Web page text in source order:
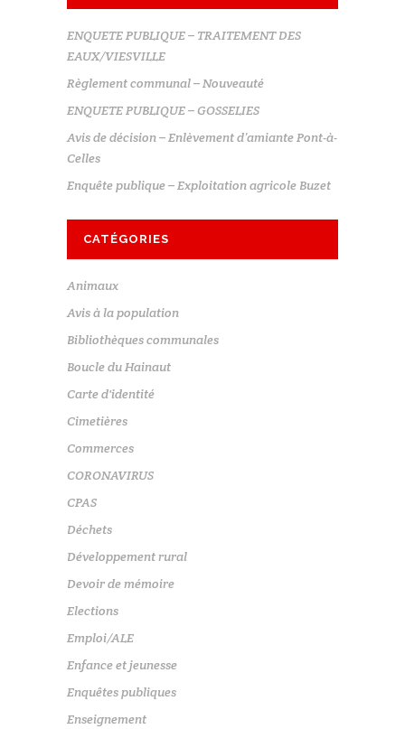
ENQUETE PUBLIQUE – TRAITEMENT DES
EAUX/VIESVILLE
Règlement communal – Nouveauté
ENQUETE PUBLIQUE – GOSSELIES
Avis de décision – Enlèvement d’amiante Pont-à-
Celles
Enquête publique – Exploitation agricole Buzet
CATÉGORIES
Animaux
Avis à la population
Bibliothèques communales
Boucle du Hainaut
Carte d'identité
Cimetières
Commerces
CORONAVIRUS
CPAS
Déchets
Développement rural
Devoir de mémoire
Elections
Emploi/ALE
Enfance et jeunesse
Enquêtes publiques
Enseignement